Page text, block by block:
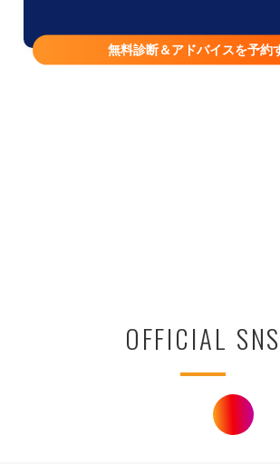
無料診断＆アドバイスを予約
OFFICIAL SNS